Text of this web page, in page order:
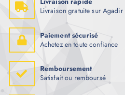
Livraison gratuite sur Agadir
Paiement sécurisé
Achetez en toute confiance
Remboursement
Satisfait ou remboursé